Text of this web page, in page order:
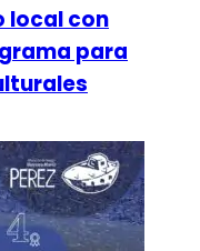
local con
para